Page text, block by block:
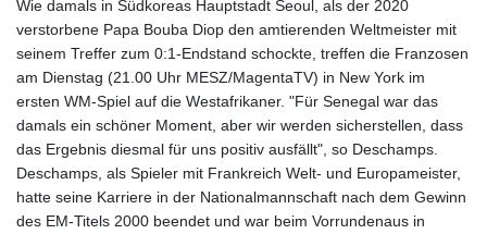
Wie damals in Südkoreas Hauptstadt Seoul, als der 2020
verstorbene Papa Bouba Diop den amtierenden Weltmeister mit
seinem Treffer zum 0:1-Endstand schockte, treffen die Franzosen
am Dienstag (21.00 Uhr MESZ/MagentaTV) in New York im
ersten WM-Spiel auf die Westafrikaner. "Für Senegal war das
damals ein schöner Moment, aber wir werden sicherstellen, dass
das Ergebnis diesmal für uns positiv ausfällt", so Deschamps.
Deschamps, als Spieler mit Frankreich Welt- und Europameister,
hatte seine Karriere in der Nationalmannschaft nach dem Gewinn
des EM-Titels 2000 beendet und war beim Vorrundenaus in